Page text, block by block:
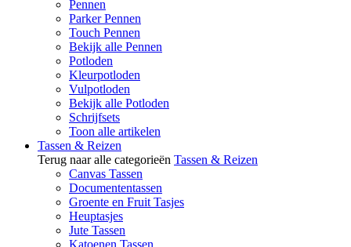
Pennen
Parker Pennen
Touch Pennen
Bekijk alle Pennen
Potloden
Kleurpotloden
Vulpotloden
Bekijk alle Potloden
Schrijfsets
Toon alle artikelen
Tassen & Reizen
Terug naar alle categorieën Tassen & Reizen
Canvas Tassen
Documententassen
Groente en Fruit Tasjes
Heuptasjes
Jute Tassen
Katoenen Tassen